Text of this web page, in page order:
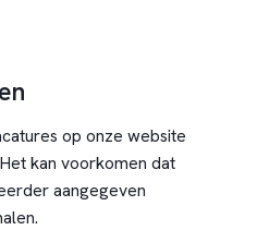
op onze website
kan voorkomen dat
aangegeven